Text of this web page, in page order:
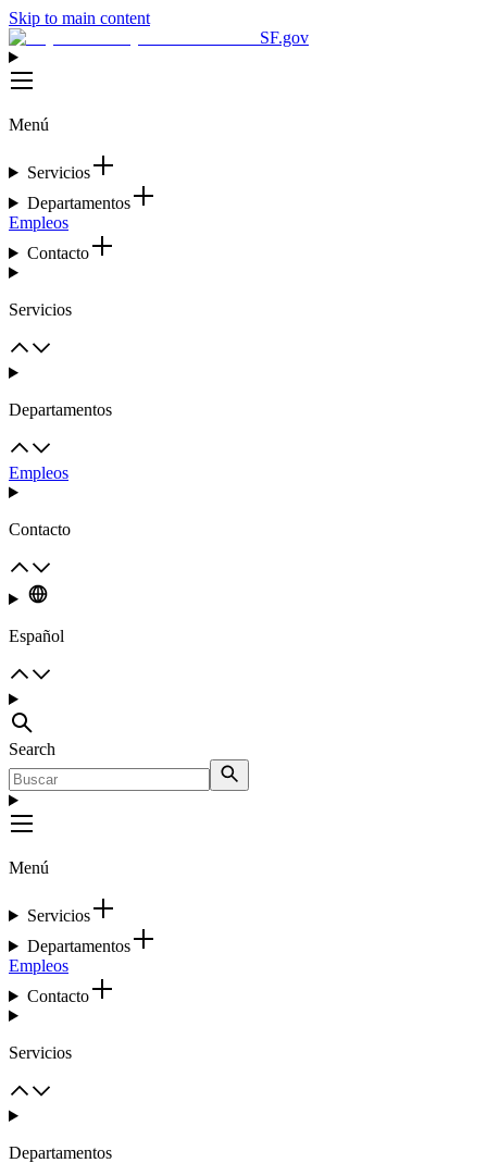
Skip to main content
SF.gov
Menú
Servicios
Departamentos
Empleos
Contacto
Servicios
Departamentos
Empleos
Contacto
Español
Search
Menú
Servicios
Departamentos
Empleos
Contacto
Servicios
Departamentos